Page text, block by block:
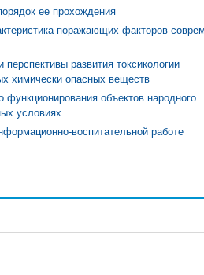
ее прохождения
поражающих факторов
развития токсикологии
химически опасных веществ
функционирования объектов народного
условиях
воспитательной работе